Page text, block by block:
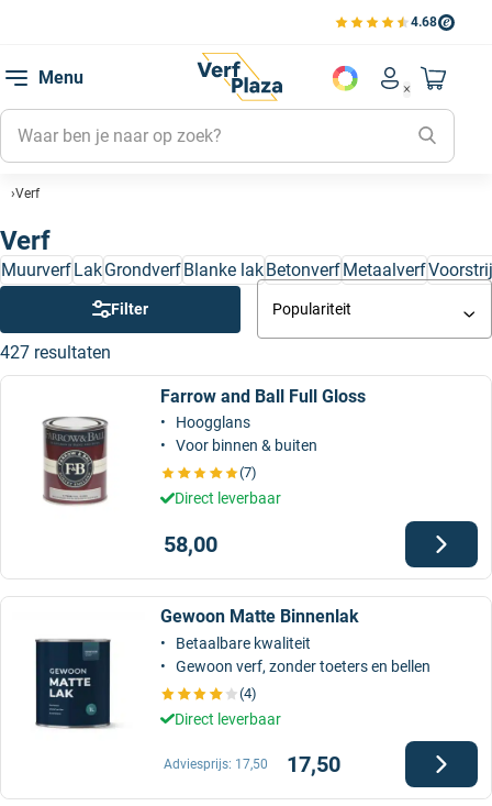
4.68
Bekijk de verfplaza
Menu
Account
Mijn
Mijn
Mijn
Naar
Verf
MuurverfLakGrondverfBlanke lakBetonverfMetaalverf
Verf
Filter
427 resultaten
Populariteit
Farrow and Ball Full Gloss
Hoogglans
Voor binnen & buiten
(7)
Direct leverbaar
58,00
Gewoon Matte Binnenlak
Betaalbare kwaliteit
Gewoon verf, zonder toeters en bellen
(4)
Direct leverbaar
17,50
Adviesprijs: 17,50